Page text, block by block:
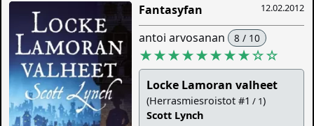
12.02.2012
Fantasyfan
antoi arvosanan 8 / 10
★★★★★★★★☆☆
Locke Lamoran valheet
(Herrasmiesroistot #1 / 1)
Scott Lynch